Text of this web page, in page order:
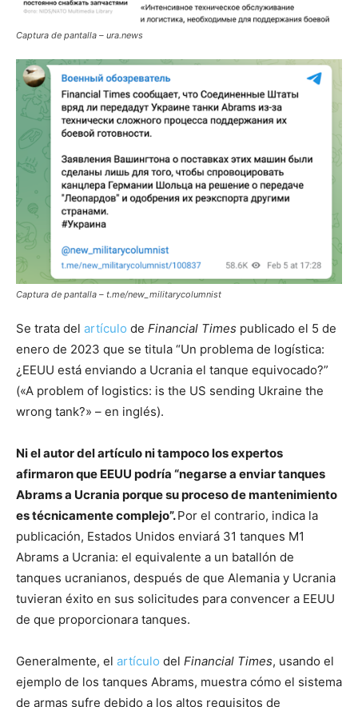
Captura de pantalla – ura.news
Captura de pantalla – t.me/new_militarycolumnist
Se trata del artículo de Financial Times publicado el 5 de
enero de 2023 que se titula “Un problema de logística:
¿EEUU está enviando a Ucrania el tanque equivocado?”
(«A problem of logistics: is the US sending Ukraine the
wrong tank?» – en inglés).
Ni el autor del artículo ni tampoco los expertos
afirmaron que EEUU podría “negarse a enviar tanques
Abrams a Ucrania porque su proceso de mantenimiento
es técnicamente complejo”.Por el contrario, indica la
publicación, Estados Unidos enviará 31 tanques M1
Abrams a Ucrania: el equivalente a un batallón de
tanques ucranianos, después de que Alemania y Ucrania
tuvieran éxito en sus solicitudes para convencer a EEUU
de que proporcionara tanques.
Generalmente, el artículo del Financial Times, usando el
ejemplo de los tanques Abrams, muestra cómo el sistema
de armas sufre debido a los altos requisitos de